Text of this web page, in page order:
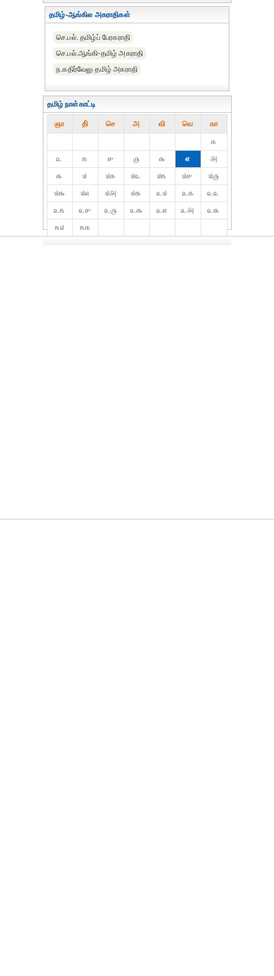
தமிழ்-ஆங்கில அகராதிகள்
செ.பல். தமிழ்ப் பேரகராதி
செ.பல்.ஆங்கி-தமிழ் அகராதி
ந.கதிர்வேலு தமிழ் அகராதி
தமிழ் நாள்காட்டி
ஞா தி் செ அ வி வெ கா
௧
௨
௩ ௪ ௫ ௬ ௭
௮
௯
௰ ௰௧ ௰௨ ௰௩ ௰௪
௰௫
௰௬
௰௭ ௰௮ ௰௯ ௨௰ ௨௧
௨௨
௨௩
௨௪ ௨௫ ௨௬ ௨௭ ௨௮
௨௯
௩௰
௩௧